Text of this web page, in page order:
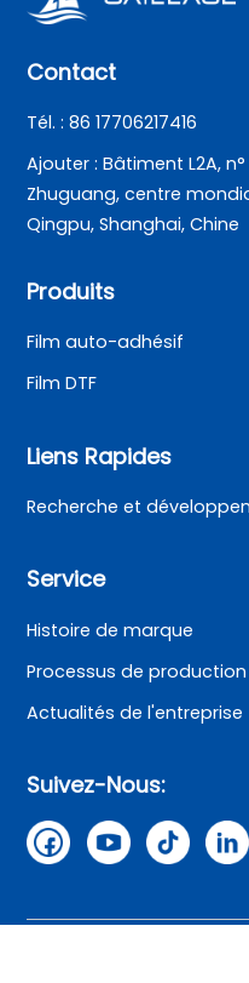
Contact
Tél. : 86 17706217416
Ajouter : Bâtiment L2A,
Zhuguang, centre
Qingpu, Shanghai, Chine
Produits
Film auto-adhésif
Film DTF
Liens Rapides
Recherche et
Service
Histoire de marque
Processus de production
Actualités de l'entreprise
Suivez-Nous: